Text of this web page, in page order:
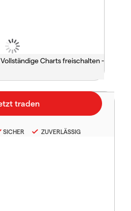
Vollständige Charts freischalten -
SICHER ZUVERLÄSSIG